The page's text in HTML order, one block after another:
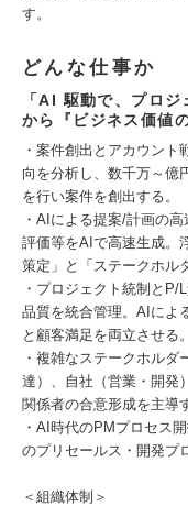
す。
どんな仕事か
「AI 駆動で、プロ
から『ビジネス価値
・案件創出とアカウン
向を分析し、数千万～億
を行い案件を創出する。
・AIによる提案/計画の
評価等をAIで高速生成。
策定」と「ステークホル
・プロジェクト統制とP/
品質を統合管理。AIによ
と顧客満足を両立させる。
・複雑なステークホル
達）、自社（営業・開発
関係者の合意形成を主導
・AI時代のPMプロセス
のプリセールス・開発プ
＜組織体制＞